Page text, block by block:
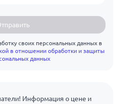
своих персональных данных в
в отношении обработки и защиты
данных
Информация о цене и